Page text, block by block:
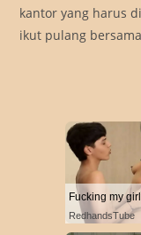
kantor yang harus
ikut pulang
RedhandsTube